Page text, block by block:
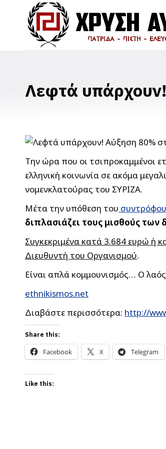
Λεφτά
Την ώρα που οι τσιπροκαμμένοι
ελληνική κοινωνία σε ακόμα
νομενκλατούρας του ΣΥΡΙΖΑ.
Μέτα την υπόθεση του
διπλασιάζει τους μισθούς των
Συγκεκριμένα κατά 3.684 ευρώ ή
Διευθυντή του Οργανισμού.
Είναι απλά κομμουνισμός… Ο
ethnikismos.net
Διαβάστε περισσότερα: http://
Share this:
Facebook X Telegram
Like this: